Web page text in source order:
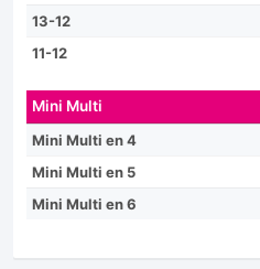
13-12
11-12
Mini Multi
Mini Multi en 4
Mini Multi en 5
Mini Multi en 6